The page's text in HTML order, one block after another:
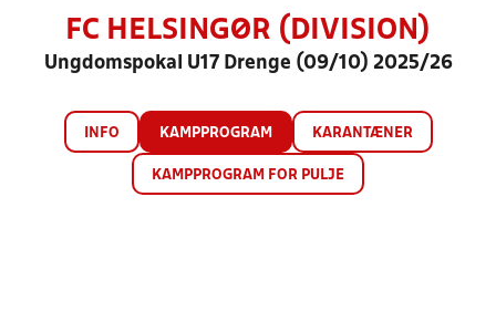
FC HELSINGØR (DIVISION)
Ungdomspokal U17 Drenge (09/10) 2025/26
INFO KAMPPROGRAM KARANTÆNER
KAMPPROGRAM FOR PULJE